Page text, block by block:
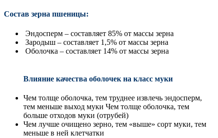
Состав зерна пшеницы:
Эндосперм – составляет 85% от массы зерна
Зародыш – составляет 1,5% от массы зерна
Оболочка – составляет 14% от массы зерна
Влияние качества оболочек на класс муки
Чем толще оболочка, тем труднее извлечь эндосперм,
тем меньше выход муки Чем толще оболочка, тем
больше отходов муки (отрубей)
Чем лучше очищено зерно, тем «выше» сорт муки, тем
меньше в ней клетчатки